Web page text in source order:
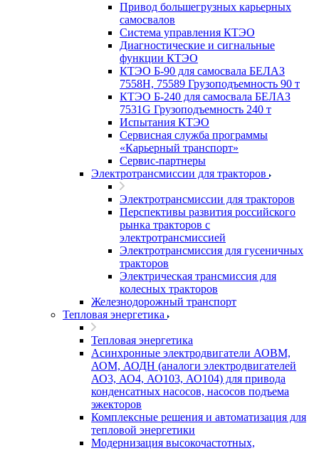
Привод большегрузных карьерных
самосвалов
Система управления КТЭО
Диагностические и сигнальные
функции КТЭО
КТЭО Б-90 для самосвала БЕЛАЗ
7558H, 75589 Грузоподъемность 90 т
КТЭО Б-240 для самосвала БЕЛАЗ
7531G Грузоподъемность 240 т
Испытания КТЭО
Сервисная служба программы
«Карьерный транспорт»
Сервис-партнеры
Электротрансмиссии для тракторов
Электротрансмиссии для тракторов
Перспективы развития российского
рынка тракторов с
электротрансмиссией
Электротрансмиссия для гусеничных
тракторов
Электрическая трансмиссия для
колесных тракторов
Железнодорожный транспорт
Тепловая энергетика
Тепловая энергетика
Асинхронные электродвигатели АОВМ,
АОМ, АОДН (аналоги электродвигателей
АО3, АО4, АО103, АО104) для привода
конденсатных насосов, насосов подъема
эжекторов
Комплексные решения и автоматизация для
тепловой энергетики
Модернизация высокочастотных,